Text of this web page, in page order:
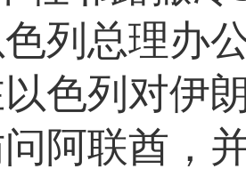
列总理办
色列对伊
阿联酋，